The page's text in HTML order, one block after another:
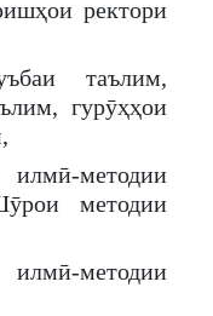
ректори
таълим,
гурӯҳҳои
методии
методии
методии